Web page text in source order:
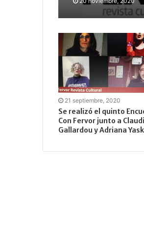
21 septiembre, 2020
Se realizó el quinto
Con Fervor junto a
Gallardou y Adriana